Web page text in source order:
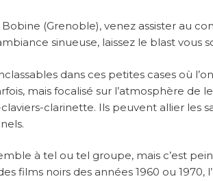
(Grenoble), venez assister au
sinueuse, laissez le blast vous
dans ces petites cases où
mais focalisé sur l’atmosphère de
clarinette. Ils peuvent allier les
à tel ou tel groupe, mais c’est
films noirs des années 1960 ou 1970,